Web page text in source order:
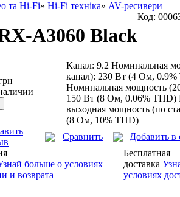
та Hi-Fi» Hi-Fi техніка» AV-ресивери
A3060 Black
Код:
Канал: 9.2 Номинальная
канал): 230 Вт (4 Ом,
Номинальная мощность
150 Вт (8 Ом, 0.06% THD)
выходная мощность (по
(8 Ом, 10% THD)
Сравнить
Добавить в
больше о условиях
и возврата
Бесплатная
доставка
условиях